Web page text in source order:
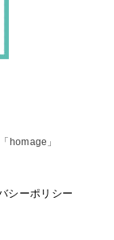
homage」
シーポリシー